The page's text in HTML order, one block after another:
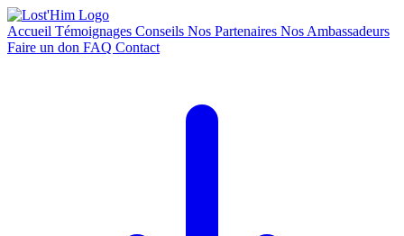
Accueil Témoignages Conseils Nos Partenaires Nos Ambassadeurs
Faire un don FAQ Contact